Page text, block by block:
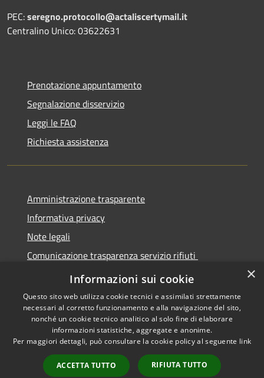
PEC:seregno.protocollo@actaliscertymail.it
Centralino Unico: 03622631
Prenotazione appuntamento
Segnalazione disservizio
Leggi le FAQ
Richiesta assistenza
Amministrazione trasparente
Informativa privacy
Note legali
Comunicazione trasparenza servizio rifiuti
Dichiarazione di accessibilità
Accessibilità
Copyright © 2026 • Città di
Seregno • Powered by
Municipium•
Accesso
×
Informazioni sui cookie
Questo sito web utilizza cookie tecnici e assimilati strettamente
necessari al corretto funzionamento e alla navigazione del sito,
nonché un cookie tecnico analitico al solo fine di elaborare
informazioni statistiche, aggregate e anonime.
Per maggiori dettagli, può consultare la cookie policy al seguente link
ACCETTA TUTTO RIFIUTA TUTTO